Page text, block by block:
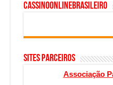
cassinoonlinebrasileiro
SITES PARCEIROS
Associação